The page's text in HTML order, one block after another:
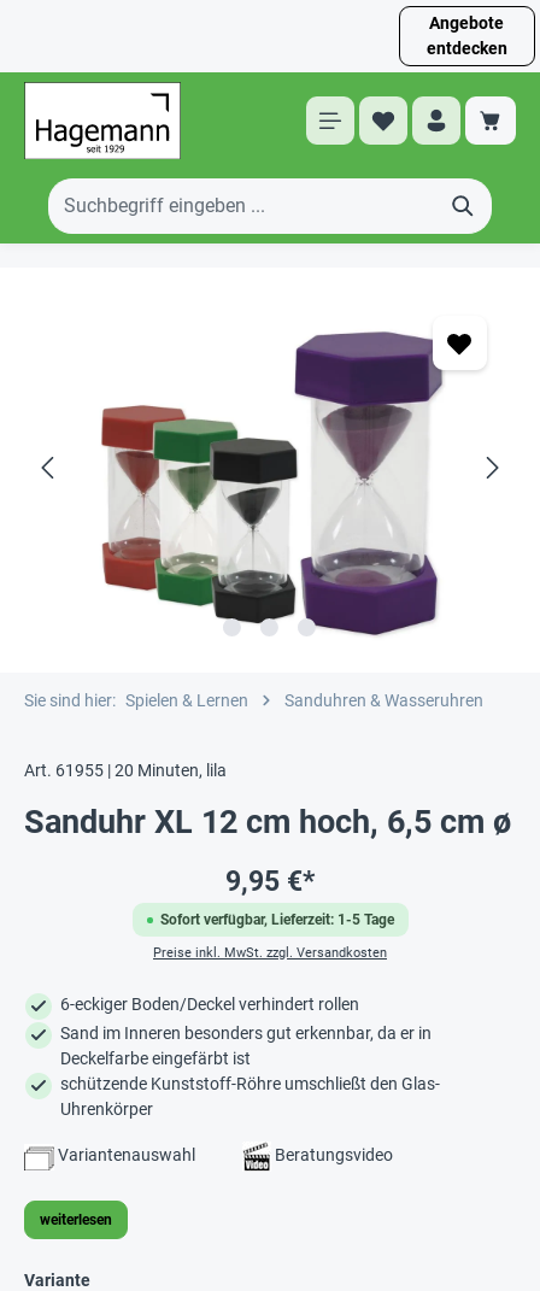
Angebote
entdecken
Sie sind hier: Spielen & Lernen Sanduhren & Wasseruhren
Art. 61955 | 20 Minuten, lila
Sanduhr XL 12 cm hoch, 6,5 cm ø
Sofort verfügbar, Lieferzeit: 1-5 Tage
9,95 €*
Preise inkl. MwSt. zzgl. Versandkosten
6-eckiger Boden/Deckel verhindert rollen
Sand im Inneren besonders gut erkennbar, da er in
Deckelfarbe eingefärbt ist
schützende Kunststoff-Röhre umschließt den Glas-
Uhrenkörper
Variantenauswahl Beratungsvideo
weiterlesen
Variante